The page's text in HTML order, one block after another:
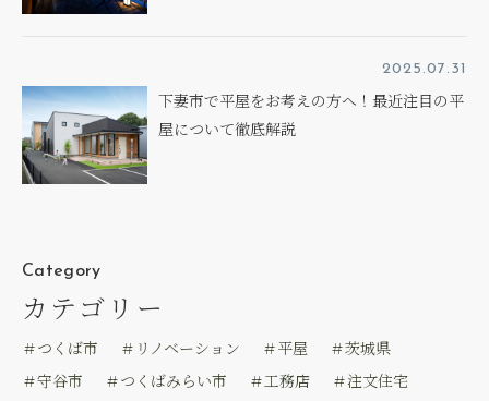
2025.07.31
下妻市で平屋をお考えの方へ！最近注目の平
屋について徹底解説
Category
カテゴリー
＃つくば市 ＃リノベーション ＃平屋
＃茨城県
＃守谷市
＃つくばみらい市 ＃工務店
＃注文住宅